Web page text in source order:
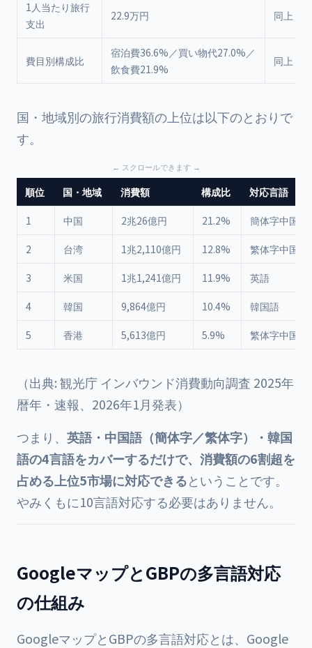
1人当たり旅行
支出
22.9万円 同上
費目別構成比
宿泊費36.6%／買い物代27.0%／
飲食費21.9%
同上
国・地域別の旅行消費額の上位は以下のとおりで
す。
順位 国・地域 消費額 構成比 対応言語
1 中国 2兆26億円 21.2% 簡体字中国語
2 台湾 1兆2,110億円 12.8% 繁体字中国語
3 米国 1兆1,241億円 11.9% 英語
4 韓国 9,864億円 10.4% 韓国語
5 香港 5,613億円 5.9% 繁体字中国語
（出典: 観光庁 インバウンド消費動向調査 2025年
暦年・速報、2026年1月発表）
つまり、 英語・中国語（簡体字／繁体字）・韓国
語の4言語をカバーするだけで、消費額の6割超を
占める上位5市場に対応できるということです。
やみくもに10言語対応する必要はありません。
GoogleマップとGBPの多言語対応
の仕組み
GoogleマップとGBPの多言語対応とは、Google